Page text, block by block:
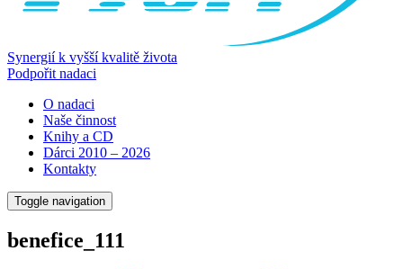
Synergií k vyšší kvalitě života
Podpořit nadaci
O nadaci
Naše činnost
Knihy a CD
Dárci 2010 – 2026
Kontakty
Toggle navigation
benefice_111